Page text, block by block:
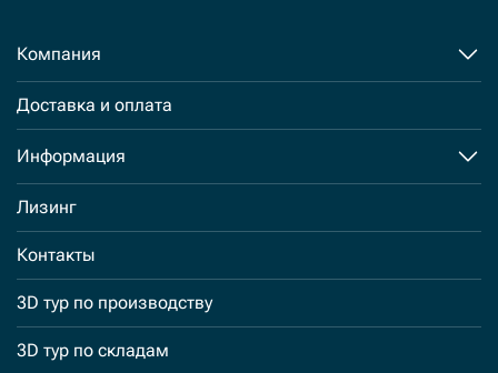
Компания
Доставка и оплата
Информация
Лизинг
Контакты
3D тур по производству
3D тур по складам